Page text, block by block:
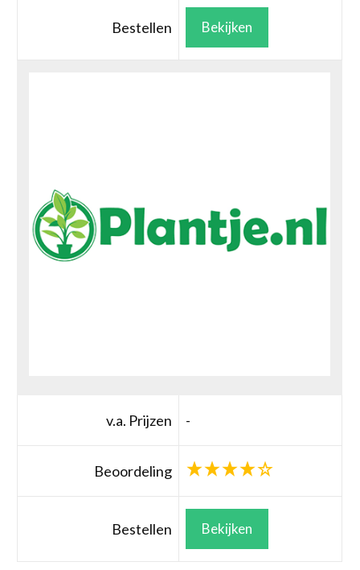
Bestellen Bekijken
v.a. Prijzen -
Beoordeling
Bestellen Bekijken